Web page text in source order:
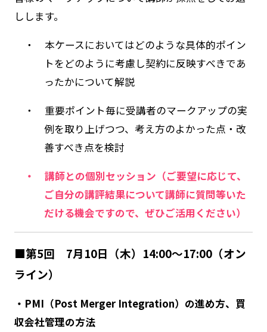
しします。
・ 本ケースにおいてはどのような具体的ポイン
トをどのように考慮し契約に反映すべきであ
ったかについて解説
・ 重要ポイント毎に受講者のマークアップの実
例を取り上げつつ、考え方のよかった点・改
善すべき点を検討
・ 講師との個別セッション（ご要望に応じて、
ご自分の講評結果について講師に質問等いた
だける機会ですので、ぜひご活用ください）
■第5回 7月10日（木）14:00～17:00（オン
ライン）
・PMI（Post Merger Integration）の進め方、買
収会社管理の方法